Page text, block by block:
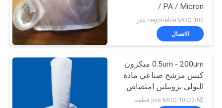
اتصل
اطلب
اقتباس
قماش مرشح ميكرون
13
/ PA / Micron
negotiable MOQ:100 متر
الاتصال
0.5um - 200um ميكرون
كيس مرشح صناعي مادة
البولي بروبيلين امتصاص
النفط 7 "X 32"
2-5$/pcs MOQ:100 قطعة